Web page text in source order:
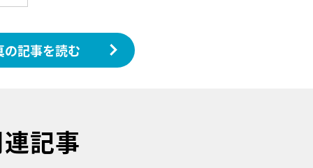
の記事を読む
記事